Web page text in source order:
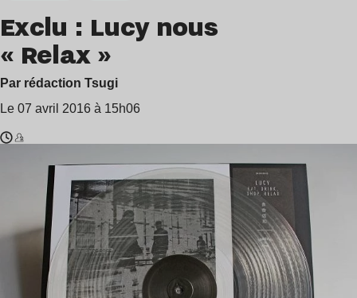
Exclu : Lucy nous
« Relax »
Par rédaction Tsugi
Le 07 avril 2016 à 15h06
Mortellaro
,
Aldous
Huxley